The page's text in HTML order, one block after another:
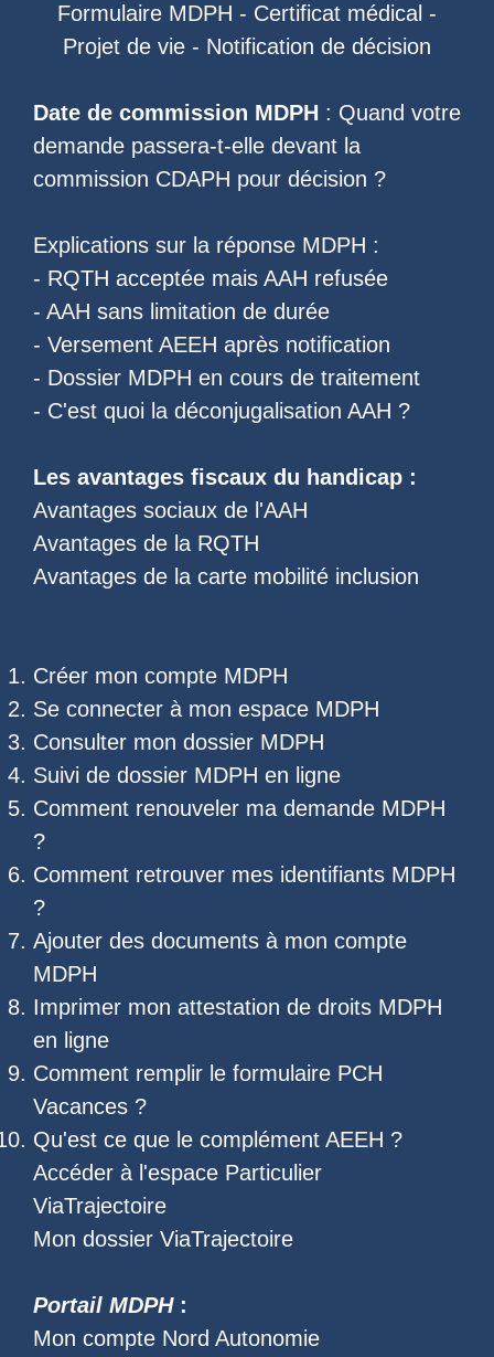
Formulaire MDPH - Certificat médical -
Projet de vie - Notification de décision
Date de commission MDPH : Quand votre
demande passera-t-elle devant la
commission CDAPH pour décision ?
Explications sur la réponse MDPH :
- RQTH acceptée mais AAH refusée
- AAH sans limitation de durée
- Versement AEEH après notification
- Dossier MDPH en cours de traitement
- C'est quoi la déconjugalisation AAH ?
Les avantages fiscaux du handicap :
Avantages sociaux de l'AAH
Avantages de la RQTH
Avantages de la carte mobilité inclusion
Créer mon compte MDPH
Se connecter à mon espace MDPH
Consulter mon dossier MDPH
Suivi de dossier MDPH en ligne
Comment renouveler ma demande MDPH
?
Comment retrouver mes identifiants MDPH
?
Ajouter des documents à mon compte
MDPH
Imprimer mon attestation de droits MDPH
en ligne
Comment remplir le formulaire PCH
Vacances ?
Qu'est ce que le complément AEEH ?
Accéder à l'espace Particulier
ViaTrajectoire
Mon dossier ViaTrajectoire
Portail MDPH:
Mon compte Nord Autonomie